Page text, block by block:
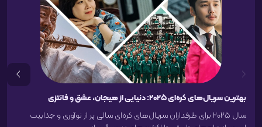
بهترین سریال‌های کره‌ای ۲۰۲۵: دنیایی از هیجان، عشق و فانتزی
سال ۲۰۲۵ برای طرفداران سریال‌های کره‌ای سالی پر از نوآوری و جذابیت